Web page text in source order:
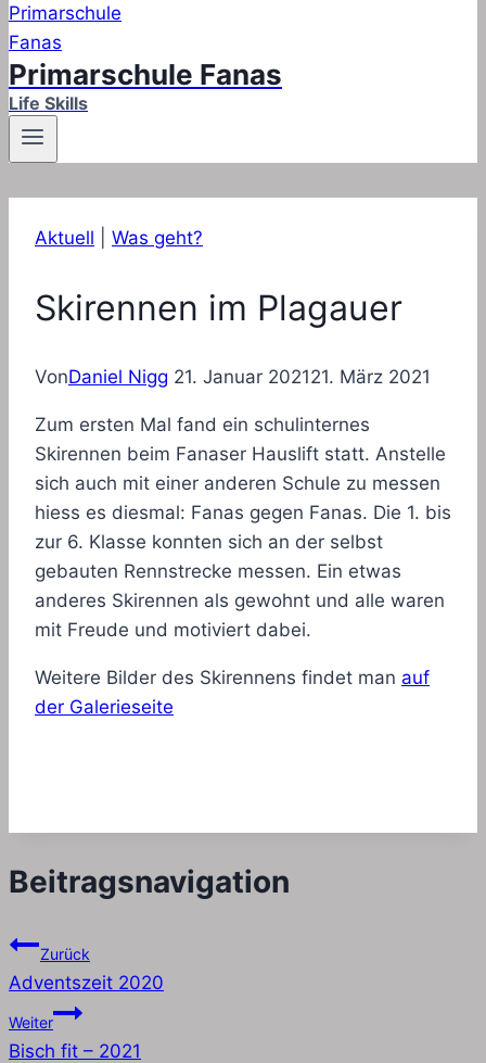
Primarschule Fanas
Life Skills
Aktuell Was geht?
Skirennen im Plagauer
VonDaniel Nigg 21. Januar 202121. März 2021
Zum ersten Mal fand ein schulinternes
Skirennen beim Fanaser Hauslift statt. Anstelle
sich auch mit einer anderen Schule zu messen
hiess es diesmal: Fanas gegen Fanas. Die 1. bis
zur 6. Klasse konnten sich an der selbst
gebauten Rennstrecke messen. Ein etwas
anderes Skirennen als gewohnt und alle waren
mit Freude und motiviert dabei.
Weitere Bilder des Skirennens findet man auf
der Galerieseite
Beitragsnavigation
Zurück
Adventszeit 2020
Weiter
Bisch fit – 2021